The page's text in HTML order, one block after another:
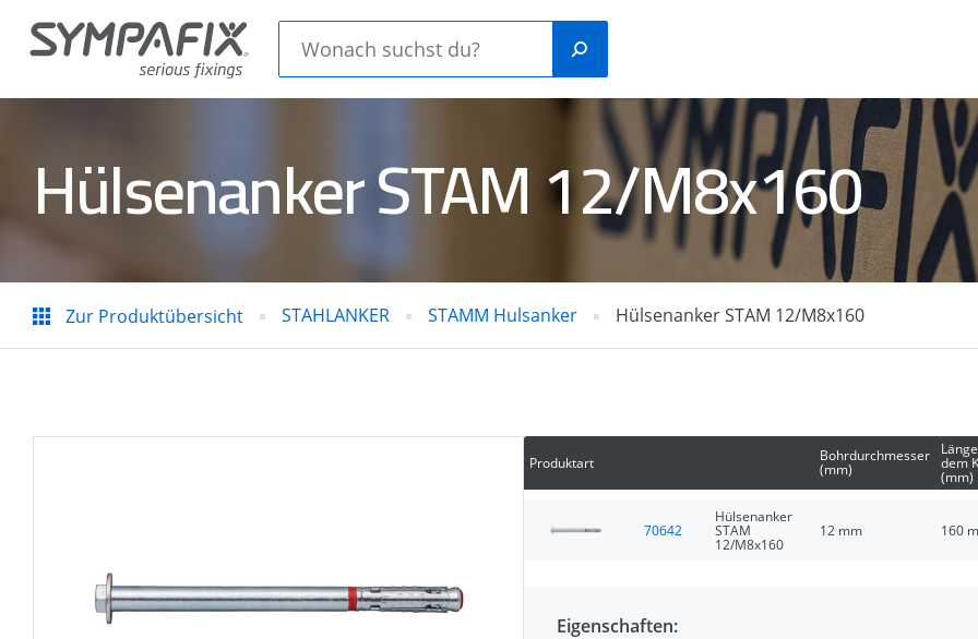
CHEMISCHE
ANKER
STAHLANKER
Kunststoff-
Konstruktionsstopfen
Isolierungsdornen GASSTAHL-/BETONNÄGEL GASTTAcker
Hülsenanker STAM 12/M8x160
Zur Produktübersicht STAHLANKER STAMM Hulsanker Hülsenanker STAM 12/M8x160
Produktart Bohrdurchmesser
(mm) dem
(mm)
70642
Hülsenanker
STAM
12/M8x160
12 mm 160
Eigenschaften: